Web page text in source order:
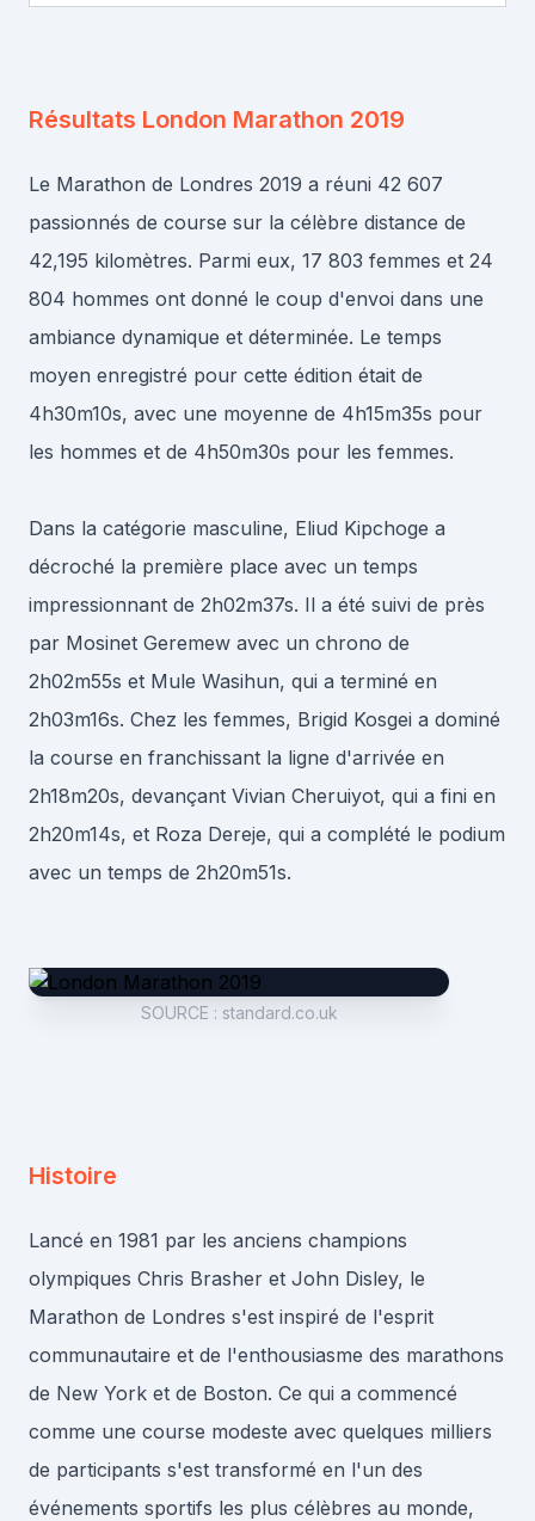
Résultats London Marathon 2019
Le Marathon de Londres 2019 a réuni 42 607
passionnés de course sur la célèbre distance de
42,195 kilomètres. Parmi eux, 17 803 femmes et 24
804 hommes ont donné le coup d'envoi dans une
ambiance dynamique et déterminée. Le temps
moyen enregistré pour cette édition était de
4h30m10s, avec une moyenne de 4h15m35s pour
les hommes et de 4h50m30s pour les femmes.
Dans la catégorie masculine, Eliud Kipchoge a
décroché la première place avec un temps
impressionnant de 2h02m37s. Il a été suivi de près
par Mosinet Geremew avec un chrono de
2h02m55s et Mule Wasihun, qui a terminé en
2h03m16s. Chez les femmes, Brigid Kosgei a dominé
la course en franchissant la ligne d'arrivée en
2h18m20s, devançant Vivian Cheruiyot, qui a fini en
2h20m14s, et Roza Dereje, qui a complété le podium
avec un temps de 2h20m51s.
SOURCE : standard.co.uk
Histoire
Lancé en 1981 par les anciens champions
olympiques Chris Brasher et John Disley, le
Marathon de Londres s'est inspiré de l'esprit
communautaire et de l'enthousiasme des marathons
de New York et de Boston. Ce qui a commencé
comme une course modeste avec quelques milliers
de participants s'est transformé en l'un des
événements sportifs les plus célèbres au monde,